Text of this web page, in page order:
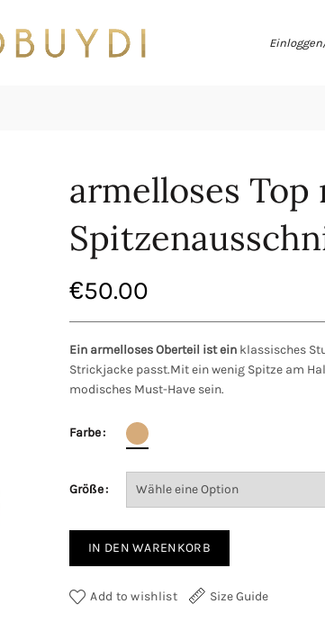
armelloses Top
€50.00
Ein armelloses Oberteil ist ein klassisches
Strickjacke passt.Mit ein wenig Spitze am
modisches Must-Have sein.
Farbe
Größe
IN DEN WARENKORB
Add to wishlist Size Guide